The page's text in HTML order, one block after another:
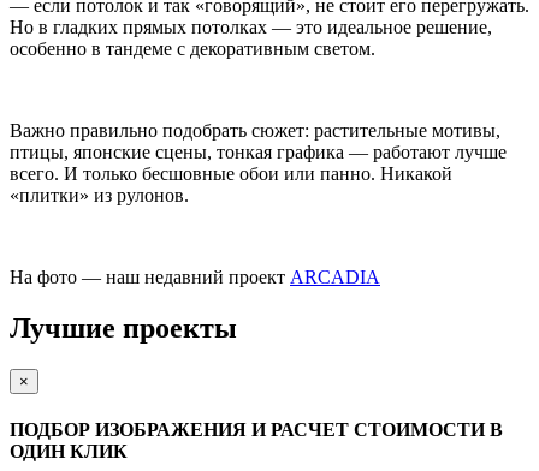
— если потолок и так «говорящий», не стоит его перегружать.
Но в гладких прямых потолках — это идеальное решение,
особенно в тандеме с декоративным светом.
Важно правильно подобрать сюжет: растительные мотивы,
птицы, японские сцены, тонкая графика — работают лучше
всего. И только бесшовные обои или панно. Никакой
«плитки» из рулонов.
На фото — наш недавний проект ARCADIA
Лучшие проекты
×
ПОДБОР ИЗОБРАЖЕНИЯ И РАСЧЕТ СТОИМОСТИ В
ОДИН КЛИК